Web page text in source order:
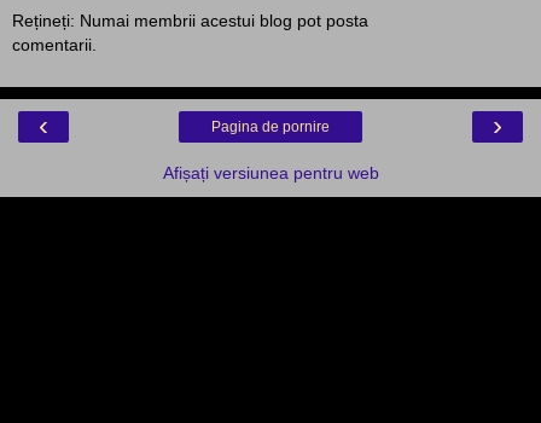
Rețineți: Numai membrii acestui blog pot posta
comentarii.
‹ ›
Pagina de pornire
Afișați versiunea pentru web